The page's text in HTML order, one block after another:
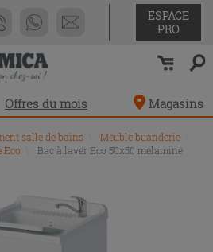
ESPACE
PRO
Offres du mois Magasins
salle de bains Meuble buanderie
Eco
Bac à laver Eco 50x50 mélaminé